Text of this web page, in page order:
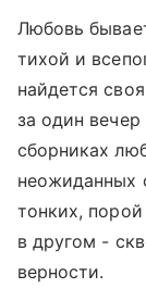
Любовь
тихой и
найдется
за один
сборниках
неожиданных
тонких,
в другом -
верности.